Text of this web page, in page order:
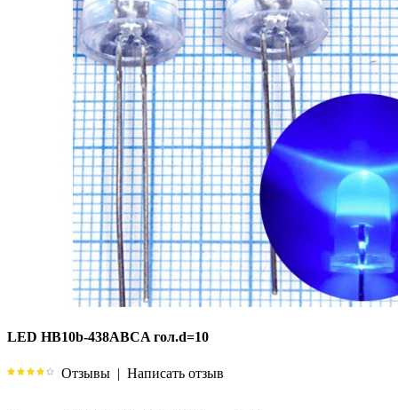
LED HB10b-438ABCA гол.d=10
Отзывы | Написать отзыв